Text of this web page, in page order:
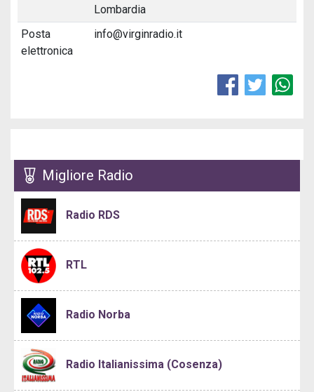
Lombardia
Posta
elettronica
info@virginradio.it
Migliore Radio
Radio RDS
RTL
Radio Norba
Radio Italianissima (Cosenza)